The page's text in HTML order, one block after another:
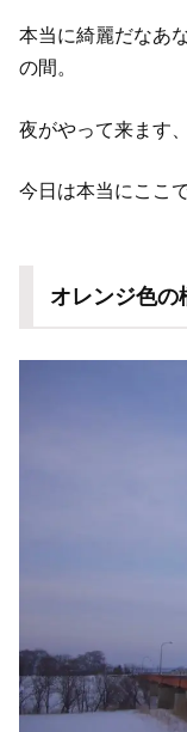
本当に綺麗だなあ
の間。
夜がやって来ます
今日は本当にここ
オレンジ色の